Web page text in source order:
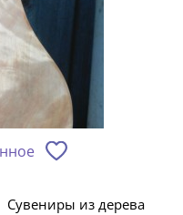
Сувениры из дерева